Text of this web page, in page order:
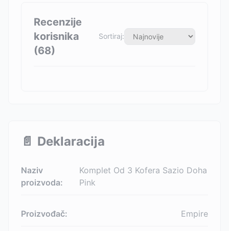
Recenzije
korisnika
(68)
Sortiraj:
📄 Deklaracija
Naziv
proizvoda:
Komplet Od 3 Kofera Sazio Doha
Pink
Proizvođač: Empire